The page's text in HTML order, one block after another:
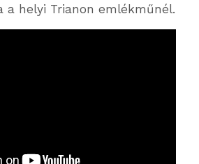
a helyi Trianon emlékműnél.